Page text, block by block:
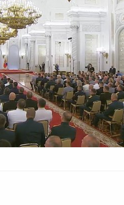
Бразилии Жаиром
переговоры с Президентом